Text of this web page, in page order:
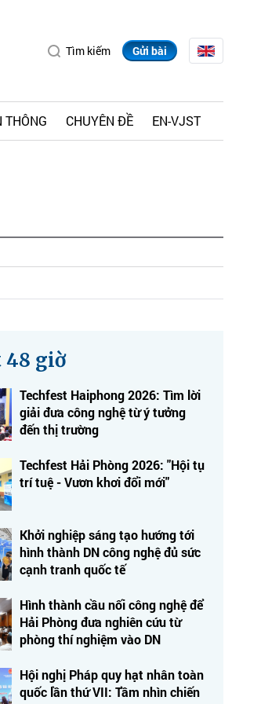
Tìm kiếm Gửi bài
THÔNG CHUYÊN ĐỀ EN-VJST
48 giờ
Techfest Haiphong 2026: Tìm lời
giải đưa công nghệ từ ý tưởng
đến thị trường
Techfest Hải Phòng 2026: "Hội tụ
trí tuệ - Vươn khơi đổi mới"
Khởi nghiệp sáng tạo hướng tới
hình thành DN công nghệ đủ sức
cạnh tranh quốc tế
Hình thành cầu nối công nghệ để
Hải Phòng đưa nghiên cứu từ
phòng thí nghiệm vào DN
Hội nghị Pháp quy hạt nhân toàn
quốc lần thứ VII: Tầm nhìn chiến